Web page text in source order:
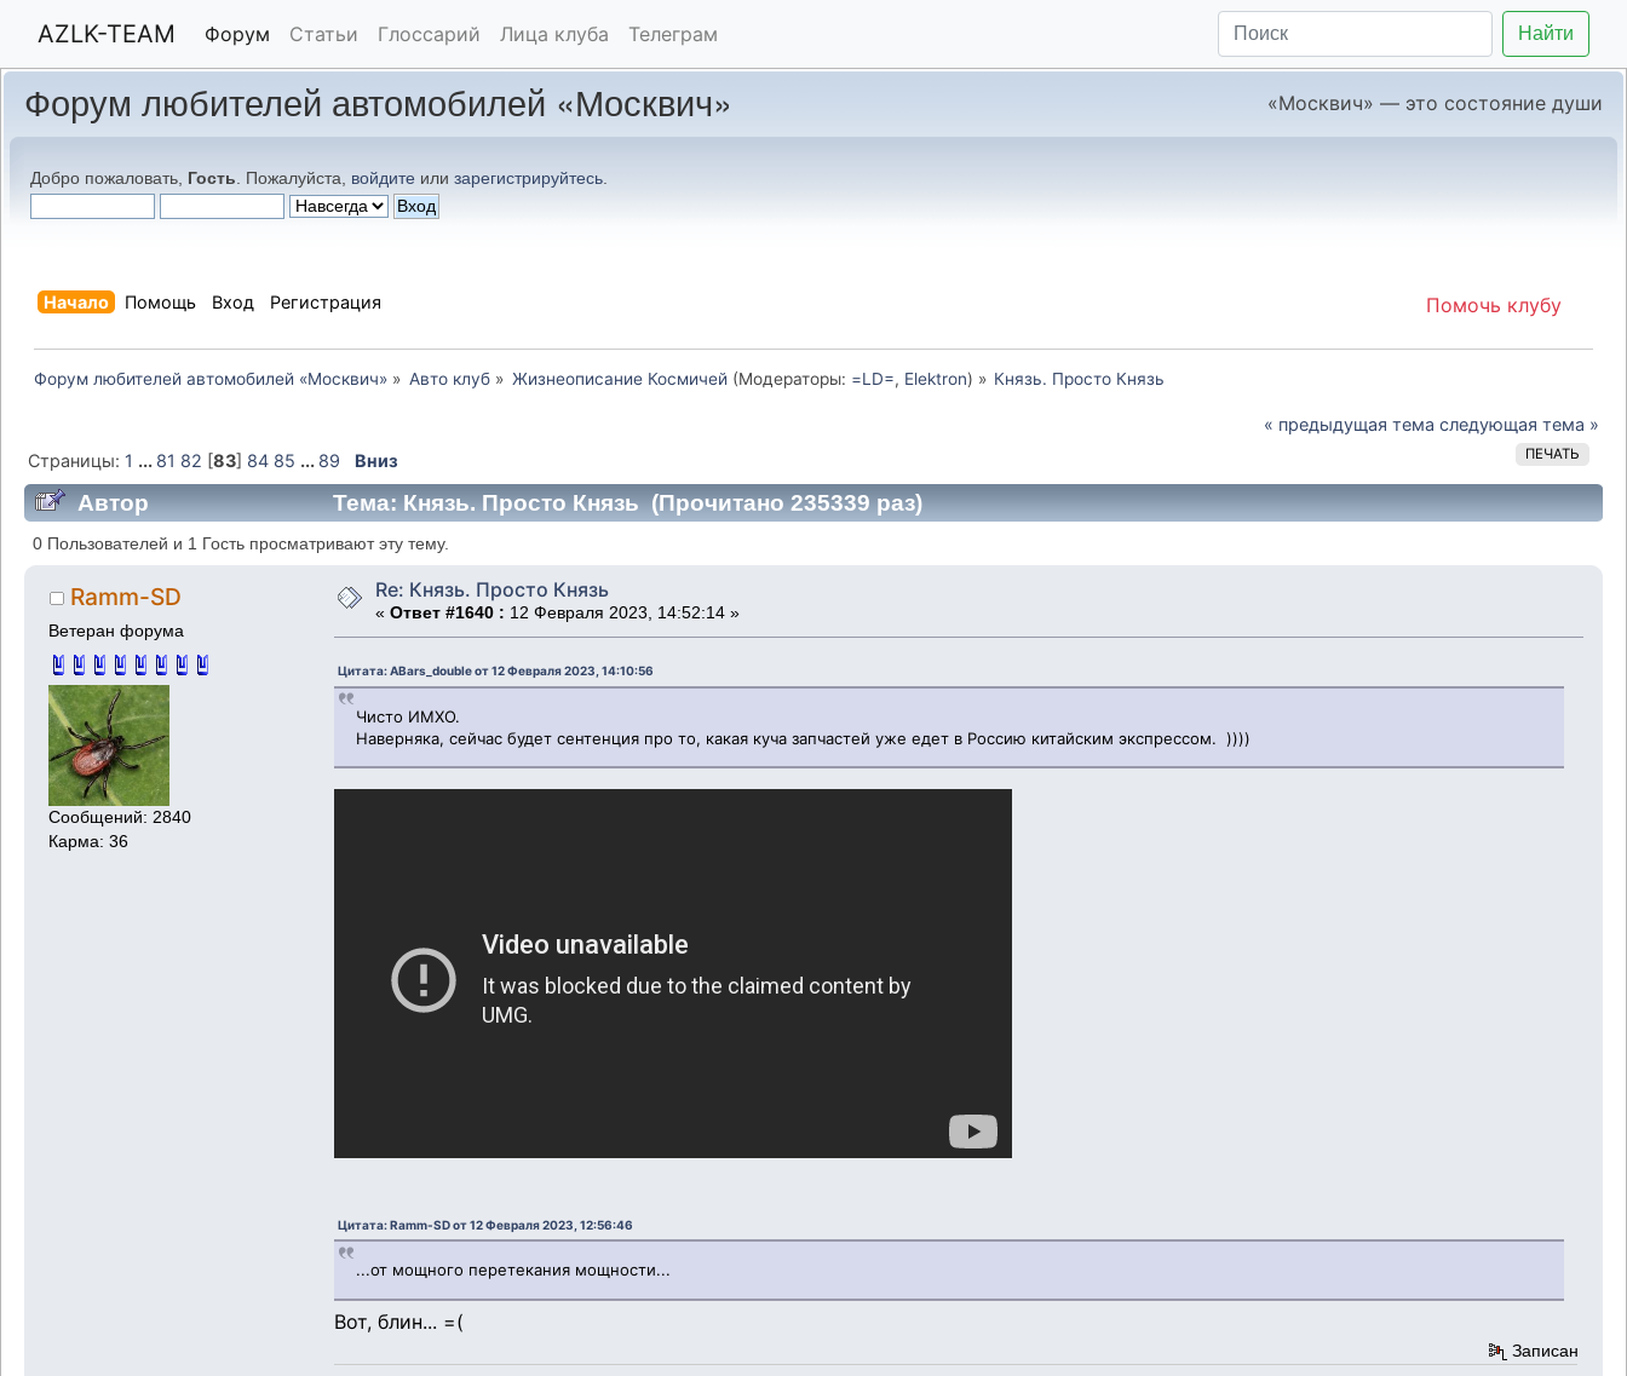
AZLK-TEAM Форум Статьи Глоссарий Лица клуба Телеграм Найти
Форум любителей автомобилей «Москвич» «Москвич» — это состояние души
Добро пожаловать, Гость . Пожалуйста, войдите или зарегистрируйтесь
Помочь клубу
Начало Помощь Вход Регистрация
Форум любителей автомобилей «Москвич» » Авто клуб» Жизнеописание Космичей (Модераторы: =LD=, Elektron) » Князь. Просто Князь
« предыдущая тема следующая тема »
ПЕЧАТЬ
Страницы: 1 ... 81 82 [83] 84 85 ... 89 Вниз
Автор Тема: Князь. Просто Князь (Прочитано 235339 раз)
0 Пользователей и 1 Гость просматривают эту тему.
Ramm-SD
Ветеран форума
Сообщений: 2840
Карма: 36
Re: Князь. Просто Князь
« Ответ #1640 : 12 Февраля 2023, 14:52:14 »
Цитата: ABars_double от 12 Февраля 2023, 14:10:56
Чисто ИМХО.
Наверняка, сейчас будет сентенция про то, какая куча запчастей уже едет в Россию китайским экспрессом. ))))
Цитата: Ramm-SD от 12 Февраля 2023, 12:56:46
...от мощного перетекания мощности...
Вот, блин... =(
Записан